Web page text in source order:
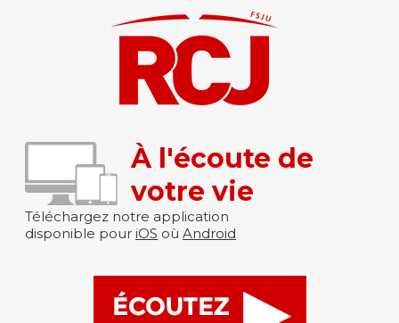
À l'écoute de
votre vie
Téléchargez notre application
disponible pour iOS où Android